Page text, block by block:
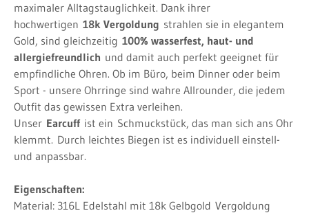
maximaler Alltagstauglichkeit. Dank ihrer
hochwertigen 18k Vergoldung strahlen sie in elegantem
Gold, sind gleichzeitig 100% wasserfest, haut- und
allergiefreundlich und damit auch perfekt geeignet für
empfindliche Ohren. Ob im Büro, beim Dinner oder beim
Sport - unsere Ohrringe sind wahre Allrounder, die jedem
Outfit das gewissen Extra verleihen.
Unser Earcuff ist ein Schmuckstück, das man sich ans Ohr
klemmt. Durch leichtes Biegen ist es individuell einstell-
und anpassbar.
Eigenschaften:
Material: 316L Edelstahl mit 18k Gelbgold Vergoldung